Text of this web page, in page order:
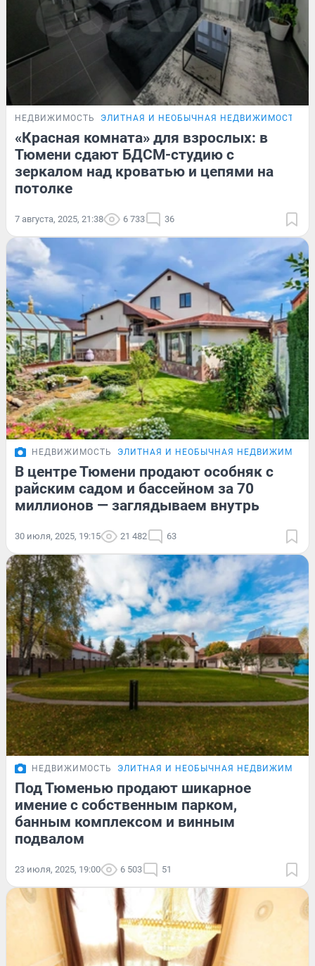
НЕДВИЖИМОСТЬ ЭЛИТНАЯ И НЕОБЫЧНАЯ НЕДВИЖИМОСТЬ
«Красная комната» для взрослых: в
Тюмени сдают БДСМ-студию с
зеркалом над кроватью и цепями на
потолке
7 августа, 2025, 21:38 6 733 36
НЕДВИЖИМОСТЬ ЭЛИТНАЯ И НЕОБЫЧНАЯ
В центре Тюмени продают особняк с
райским садом и бассейном за 70
миллионов — заглядываем внутрь
30 июля, 2025, 19:15 21 482 63
НЕДВИЖИМОСТЬ ЭЛИТНАЯ И НЕОБЫЧНАЯ
Под Тюменью продают шикарное
имение с собственным парком,
банным комплексом и винным
подвалом
23 июля, 2025, 19:00 6 503 51